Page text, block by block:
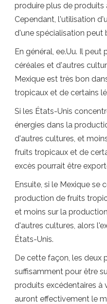
produire plus de produits
Cependant, l'utilisation
d'une spécialisation peut
En général, ee.Uu. Il
céréales et d'autres
Mexique est très bon
tropicaux et de certains
Si les États-Unis
énergies dans la
d'autres cultures, et
fruits tropicaux et de
excès pourrait être
Ensuite, si le Mexique se
production de fruits
et moins sur la
d'autres cultures, alors
États-Unis.
De cette façon, les deux
suffisamment pour être
produits excédentaires à
auront effectivement le